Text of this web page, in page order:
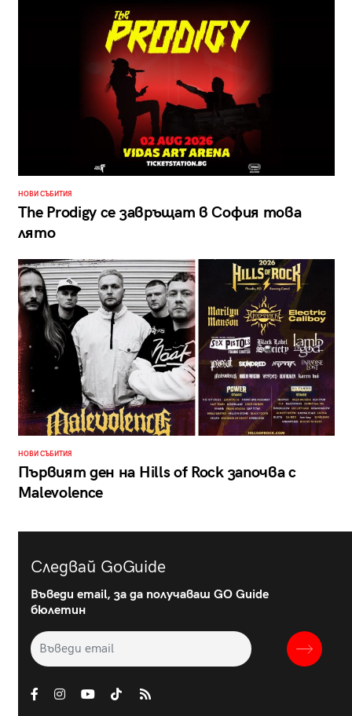
НОВИ СЪБИТИЯ
The Prodigy се завръщат в София това
лято
НОВИ СЪБИТИЯ
Първият ден на Hills of Rock започва с
Malevolence
Следвай GoGuide
Въведи email, за да получаваш GO Guide
бюлетин